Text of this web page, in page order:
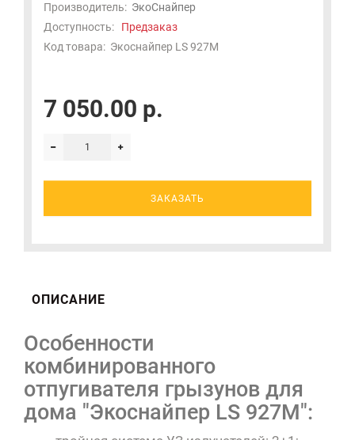
Производитель: ЭкоСнайпер
Доступность: Предзаказ
Код товара: Экоснайпер LS 927M
7 050.00 р.
ЗАКАЗАТЬ
ОПИСАНИЕ
Особенности
комбинированного
отпугивателя грызунов для
дома "Экоснайпер LS 927M":